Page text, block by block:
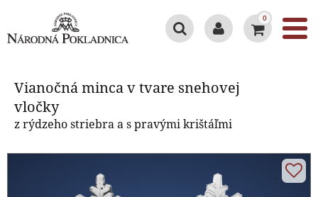
0
Vianočná minca v tvare snehovej
vločky
z rýdzeho striebra a s pravými krištáľmi
Vianočná minca v tvare snehovej